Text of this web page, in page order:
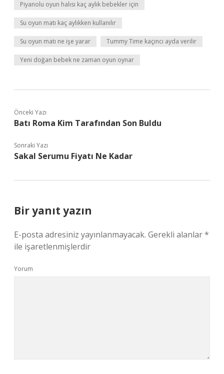
Piyanolu oyun halısı kaç aylık bebekler için
Su oyun matı kaç aylıkken kullanılır
Su oyun matı ne işe yarar Tummy Time kaçıncı ayda verilir
Yeni doğan bebek ne zaman oyun oynar
Önceki Yazı
Batı Roma Kim Tarafından Son Buldu
Sonraki Yazı
Sakal Serumu Fiyatı Ne Kadar
Bir yanıt yazın
E-posta adresiniz yayınlanmayacak. Gerekli alanlar*
ile işaretlenmişlerdir
Yorum